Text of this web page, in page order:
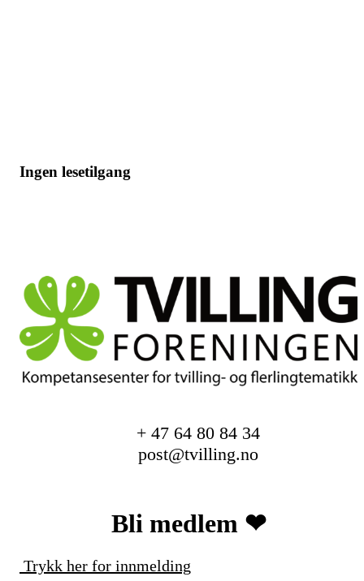
Ingen lesetilgang
+ 47 64 80 84 34
post@tvilling.no
Bli medlem ❤︎
Trykk her for innmelding